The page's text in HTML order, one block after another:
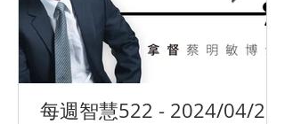
每週智慧522 - 2024/04/29